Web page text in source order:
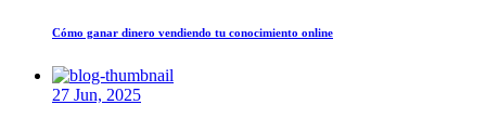
Cómo ganar dinero vendiendo tu conocimiento online
27 Jun, 2025